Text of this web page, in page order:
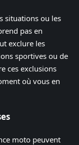
situations ou les
pas en
exclure les
sportives ou de
ces exclusions
où vous en
moto peuvent